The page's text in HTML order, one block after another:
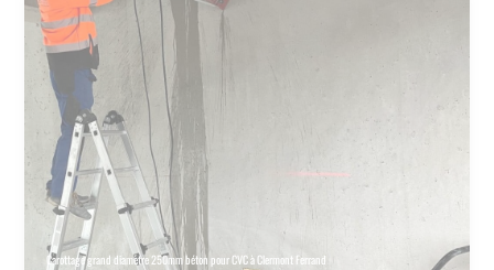
Carottage grand diamètre 250mm béton pour CVC à Clermont Ferrand